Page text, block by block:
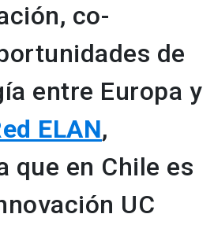
co-
de
entre Europa y
ELAN,
que en Chile es
UC